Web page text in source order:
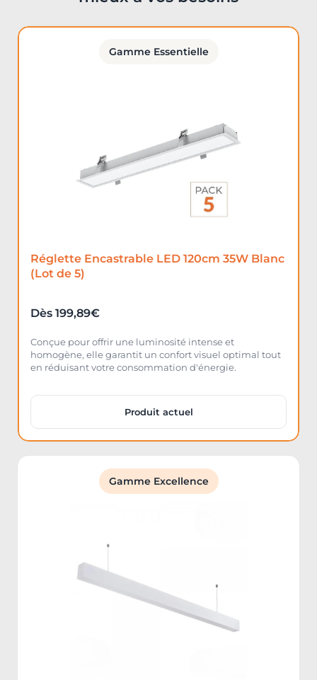
Gamme Essentielle
Réglette Encastrable LED 120cm 35W Blanc
(Lot de 5)
Dès 199,89€
Conçue pour offrir une luminosité intense et
homogène, elle garantit un confort visuel optimal tout
en réduisant votre consommation d'énergie.
Produit actuel
Gamme Excellence